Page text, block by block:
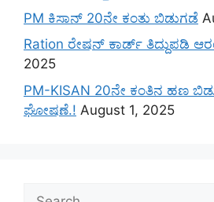
PM ಕಿಸಾನ್ 20ನೇ ಕಂತು ಬಿಡುಗಡೆ
Ration ರೇಷನ್ ಕಾರ್ಡ್ ತಿದ್ದುಪಡಿ
2025
PM-KISAN 20ನೇ ಕಂತಿನ ಹಣ
ಘೋಷಣೆ.! August 1, 2025